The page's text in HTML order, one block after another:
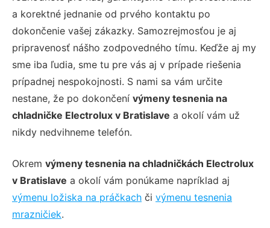
a korektné jednanie od prvého kontaktu po
dokončenie vašej zákazky. Samozrejmosťou je aj
pripravenosť nášho zodpovedného tímu. Keďže aj my
sme iba ľudia, sme tu pre vás aj v prípade riešenia
prípadnej nespokojnosti. S nami sa vám určite
nestane, že po dokončení výmeny tesnenia na
chladničke Electrolux v Bratislave a okolí vám už
nikdy nedvihneme telefón.
Okrem výmeny tesnenia na chladničkách Electrolux
v Bratislave a okolí vám ponúkame napríklad aj
výmenu ložiska na práčkach či výmenu tesnenia
mrazničiek.